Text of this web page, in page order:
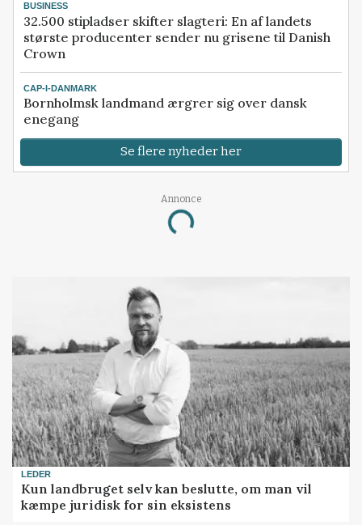
BUSINESS
32.500 stipladser skifter slagteri: En af landets
største producenter sender nu grisene til Danish
Crown
CAP-I-DANMARK
Bornholmsk landmand ærgrer sig over dansk
enegang
Se flere nyheder her
Annonce
Loading...
LEDER
Kun landbruget selv kan beslutte, om man vil
kæmpe juridisk for sin eksistens